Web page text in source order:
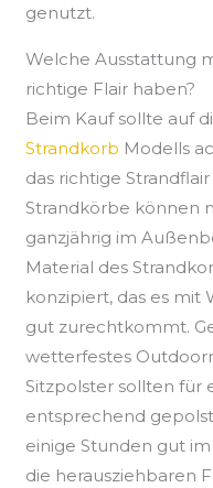
genutzt.
Welche Ausstattung
richtige Flair haben?
Beim Kauf sollte auf
Strandkorb Modells
das richtigeStrandflair
Strandkörbe können
ganzjährig im
Material des
konzipiert, das es mit
gut zurechtkommt.
wetterfestes
Sitzpolster sollten für
entsprechend
einige Stunden gut
die herausziehbaren